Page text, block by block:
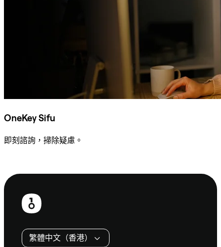
OneKey Sifu
即刻諮詢，掃除疑慮。
頁
繁體中文（香港）